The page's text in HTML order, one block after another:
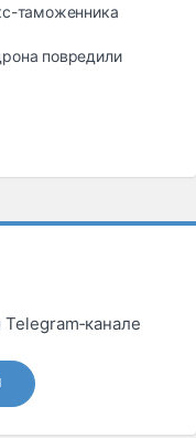
таможенника
повредили